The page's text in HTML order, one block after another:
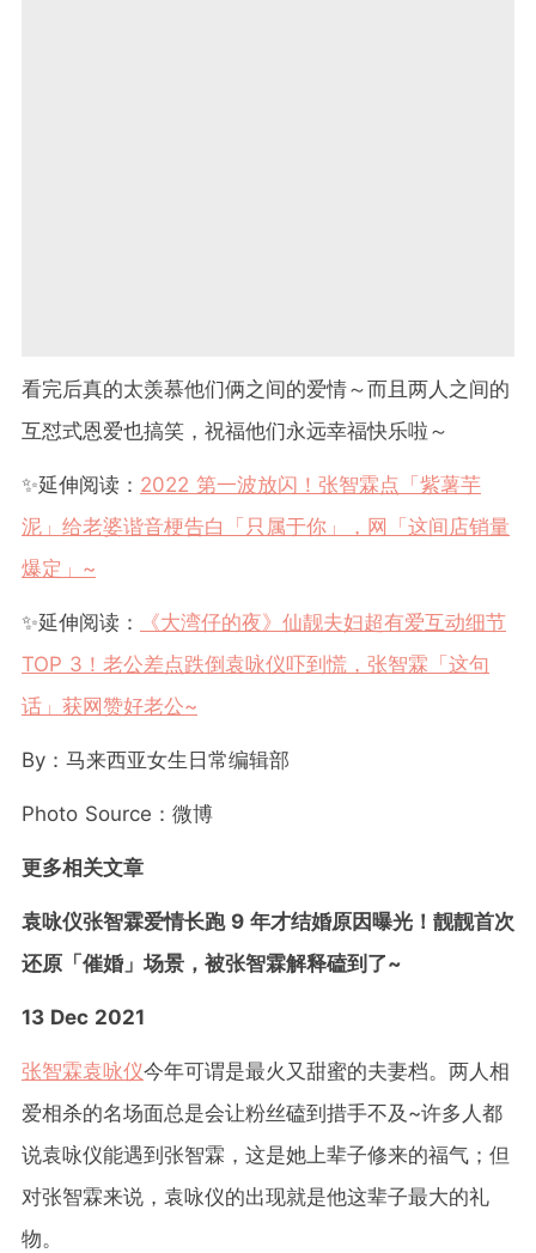
看完后真的太羡慕他们俩之间的爱情～而且两人之间的
互怼式恩爱也搞笑，祝福他们永远幸福快乐啦～
✨延伸阅读： 2022 第一波放闪！张智霖点「紫薯芋
泥」给老婆谐音梗告白「只属于你」，网「这间店销量
爆定」 ~
✨延伸阅读：
《大湾仔的夜》仙靓夫妇超有爱互动细节
TOP 3 ！老公差点跌倒袁咏仪吓到慌，张智霖「这句
话」获网赞好老公~
By ：马来西亚女生日常编辑部
Photo Source ： 微博
更多相关文章
袁咏仪张智霖爱情长跑 9 年才结婚原因曝光！靓靓首次
还原「催婚」场景，被张智霖解释磕到了~
13 Dec 2021
张智霖袁咏仪今年可谓是最火又甜蜜的夫妻档。两人相
爱相杀的名场面总是会让粉丝磕到措手不及~许多人都
说袁咏仪能遇到张智霖，这是她上辈子修来的福气；但
对张智霖来说，袁咏仪的出现就是他这辈子最大的礼
物。